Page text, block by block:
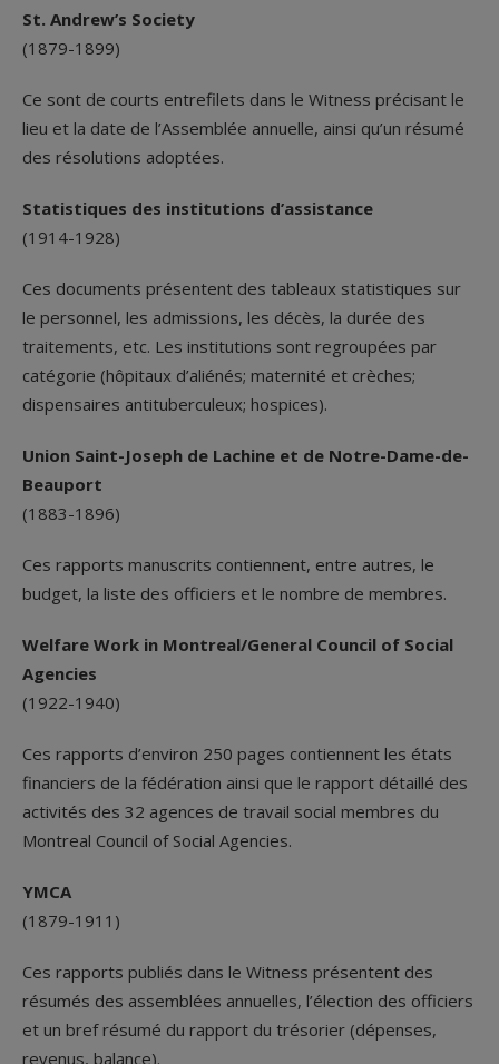
St. Andrew’s Society
(1879-1899)
Ce sont de courts entrefilets dans le Witness précisant le
lieu et la date de l’Assemblée annuelle, ainsi qu’un résumé
des résolutions adoptées.
Statistiques des institutions d’assistance
(1914-1928)
Ces documents présentent des tableaux statistiques sur
le personnel, les admissions, les décès, la durée des
traitements, etc. Les institutions sont regroupées par
catégorie (hôpitaux d’aliénés; maternité et crèches;
dispensaires antituberculeux; hospices).
Union Saint-Joseph de Lachine et de Notre-Dame-de-
Beauport
(1883-1896)
Ces rapports manuscrits contiennent, entre autres, le
budget, la liste des officiers et le nombre de membres.
Welfare Work in Montreal/General Council of Social
Agencies
(1922-1940)
Ces rapports d’environ 250 pages contiennent les états
financiers de la fédération ainsi que le rapport détaillé des
activités des 32 agences de travail social membres du
Montreal Council of Social Agencies.
YMCA
(1879-1911)
Ces rapports publiés dans le Witness présentent des
résumés des assemblées annuelles, l’élection des officiers
et un bref résumé du rapport du trésorier (dépenses,
revenus, balance).